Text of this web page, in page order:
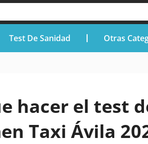
Test De Sanidad Otras
hacer el test
Taxi Ávila